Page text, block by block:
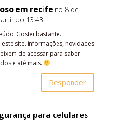
em recife no 8 de
do 13:43
Gostei bastante.
site. informações, novidades
de acessar para saber
e até mais.
Responder
para celulares